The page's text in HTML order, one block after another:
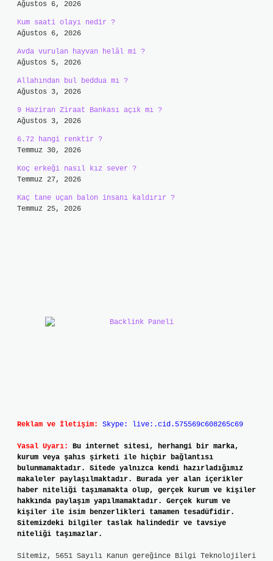
Ağustos 6, 2026
Kum saati olayı nedir ?
Ağustos 6, 2026
Avda vurulan hayvan helâl mi ?
Ağustos 5, 2026
Allahından bul beddua mı ?
Ağustos 3, 2026
9 Haziran Ziraat Bankası açık mı ?
Ağustos 3, 2026
6.72 hangi renktir ?
Temmuz 30, 2026
Koç erkeği nasıl kız sever ?
Temmuz 27, 2026
Kaç tane uçan balon insanı kaldırır ?
Temmuz 25, 2026
Reklam ve İletişim: Skype: live:.cid.575569c608265c69
Yasal Uyarı:
Bu internet sitesi, herhangi bir marka,
kurum veya şahıs şirketi ile hiçbir bağlantısı
bulunmamaktadır. Sitede yalnızca kendi hazırladığımız
makaleler paylaşılmaktadır. Burada yer alan içerikler
haber niteliği taşımamakta olup, gerçek kurum ve kişiler
hakkında paylaşım yapılmamaktadır. Gerçek kurum ve
kişiler ile isim benzerlikleri tamamen tesadüfidir.
Sitemizdeki bilgiler taslak halindedir ve tavsiye
niteliği taşımazlar.
Sitemiz, 5651 Sayılı Kanun gereğince Bilgi Teknolojileri